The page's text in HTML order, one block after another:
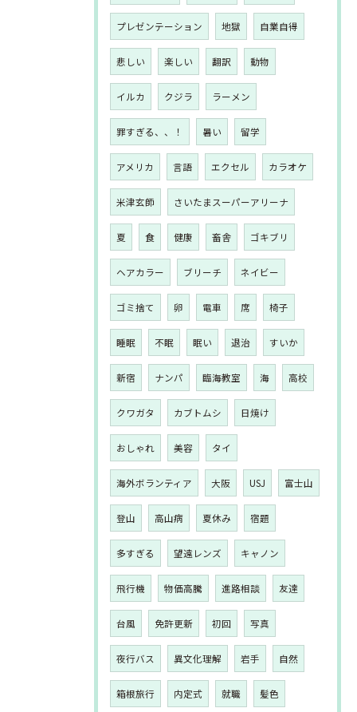
プレゼンテーション 地獄 自業自得
悲しい 楽しい 翻訳 動物
イルカ クジラ ラーメン
罪すぎる、、！ 暑い 留学
アメリカ 言語 エクセル カラオケ
米津玄師 さいたまスーパーアリーナ
夏 食 健康 畜舎 ゴキブリ
ヘアカラー ブリーチ ネイビー
ゴミ捨て 卵 電車 席 椅子
睡眠 不眠 眠い 退治 すいか
新宿 ナンパ 臨海教室 海 高校
クワガタ カブトムシ 日焼け
おしゃれ 美容 タイ
海外ボランティア 大阪 USJ 富士山
登山 高山病 夏休み 宿題
多すぎる 望遠レンズ キャノン
飛行機 物価高騰 進路相談 友達
台風 免許更新 初回 写真
夜行バス 異文化理解 岩手 自然
箱根旅行 内定式 就職 髪色